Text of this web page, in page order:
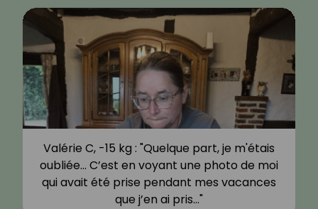
Valérie C, -15 kg : "Quelque part, je m'étais
oubliée… C’est en voyant une photo de moi
qui avait été prise pendant mes vacances
que j’en ai pris…"